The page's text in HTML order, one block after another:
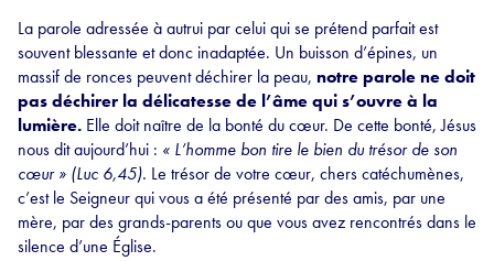
La parole adressée à autrui par celui qui se prétend parfait est
souvent blessante et donc inadaptée. Un buisson d’épines, un
massif de ronces peuvent déchirer la peau, notre parole ne doit
pas déchirer la délicatesse de l’âme qui s’ouvre à la
lumière. Elle doit naître de la bonté du cœur. De cette bonté, Jésus
nous dit aujourd’hui : « L’homme bon tire le bien du trésor de son
cœur » (Luc 6,45). Le trésor de votre cœur, chers catéchumènes,
c’est le Seigneur qui vous a été présenté par des amis, par une
mère, par des grands-parents ou que vous avez rencontrés dans le
silence d’une Église.